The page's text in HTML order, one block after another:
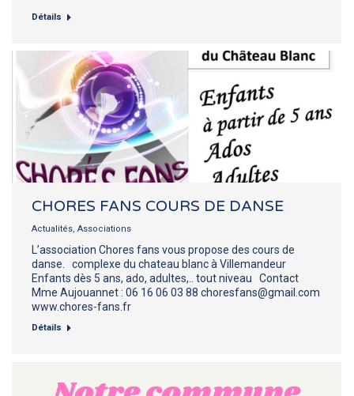
Détails
CHORES FANS COURS DE DANSE
Actualités, Associations
L’association Chores fans vous propose des cours de
danse. complexe du chateau blanc à Villemandeur
Enfants dès 5 ans, ado, adultes,.. tout niveau Contact
Mme Aujouannet : 06 16 06 03 88 choresfans@gmail.com
www.chores-fans.fr
Détails